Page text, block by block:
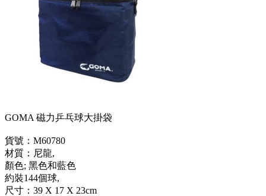
GOMA 磁力乒乓球大掛袋
貨號：M60780
材質：尼龍,
顏色; 黑色和藍色
約裝144個球,
尺寸：39 X 17 X 23cm